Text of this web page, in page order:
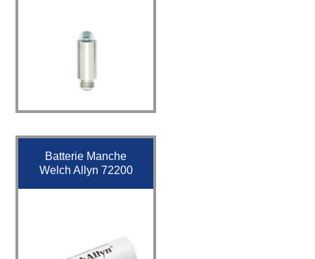
Batterie Manche
Welch Allyn 72200